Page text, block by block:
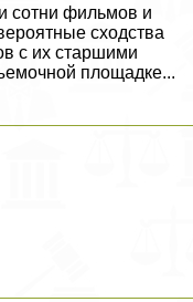
сотни фильмов и
сходства
с их старшими
площадке...